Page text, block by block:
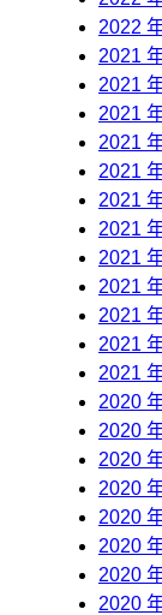
2022
2021
2021
2021
2021
2021
2021
2021
2021
2021
2021
2021
2021
2020
2020
2020
2020
2020
2020
2020
2020